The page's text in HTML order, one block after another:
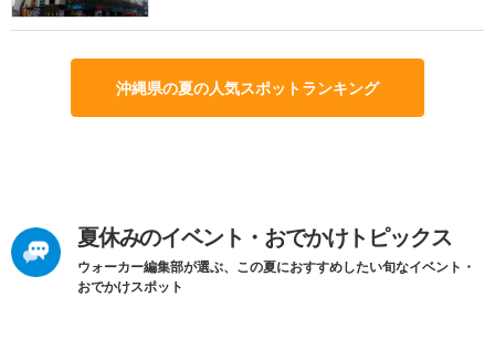
沖縄県の夏の人気スポットランキング
夏休みのイベント・おでかけトピックス
ウォーカー編集部が選ぶ、この夏におすすめしたい旬なイベント・
おでかけスポット